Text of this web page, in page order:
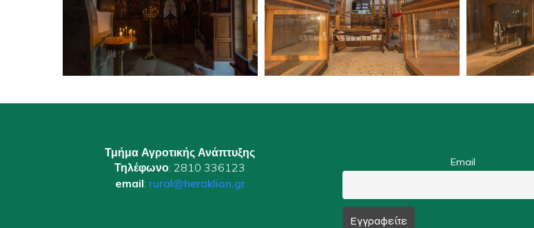
Τμήμα Αγροτικής Ανάπτυξης
Τηλέφωνο: 2810 336123
email: rural@heraklion.gr
Email